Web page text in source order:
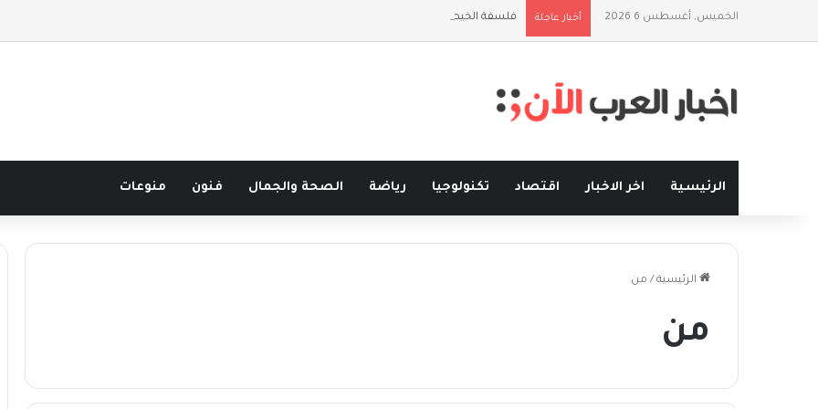
الخميس, أغسطس 6 2026 أخبار عاجلة فلسفة الخيط والموج: نصف قرن في مدرسة البحر مع غسان المزيدي
الرئيسية اخر الاخبار اقتصاد تكنولوجيا رياضة الصحة والجمال فنون منوعات
الرئيسية / من
من